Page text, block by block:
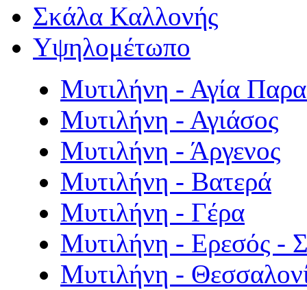
Σκάλα Καλλονής
Υψηλομέτωπο
Μυτιλήνη - Αγία
Μυτιλήνη - Αγιάσος
Μυτιλήνη - Άργενος
Μυτιλήνη - Βατερά
Μυτιλήνη - Γέρα
Μυτιλήνη - Ερεσός -
Μυτιλήνη -